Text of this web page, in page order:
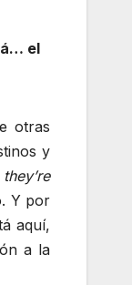
el
otras
y
they’re
Y por
aquí,
a la